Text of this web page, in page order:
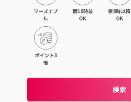
八王子・日野・昭島
日暮里・駒込・千駄木
リーズナブ
ル
朝10時前
OK
夜8時以降
OK
ポイント3
倍
検索